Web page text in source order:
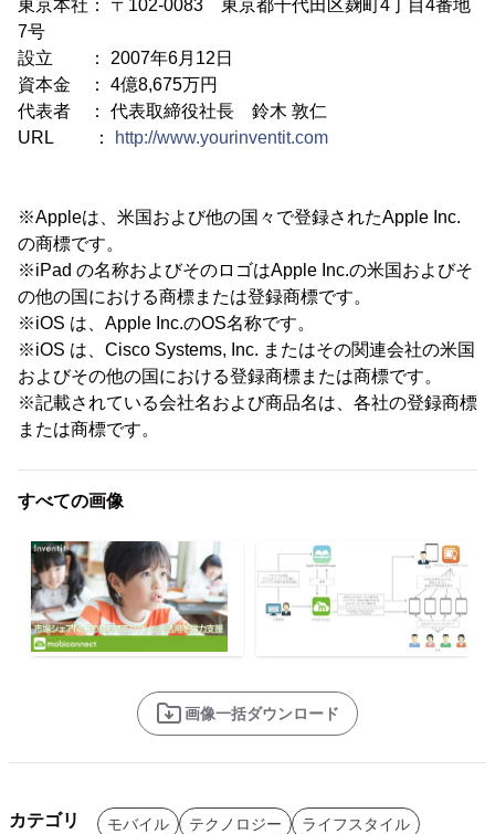
東京本社： 〒102-0083 東京都千代田区麹町4丁目4番地
7号
設立 ： 2007年6月12日
資本金 ： 4億8,675万円
代表者 ： 代表取締役社長 鈴木 敦仁
URL ：
http://www.yourinventit.com
※Appleは、米国および他の国々で登録されたApple Inc.
の商標です。
※iPad の名称およびそのロゴはApple Inc.の米国およびそ
の他の国における商標または登録商標です。
※iOS は、Apple Inc.のOS名称です。
※iOS は、Cisco Systems, Inc. またはその関連会社の米国
およびその他の国における登録商標または商標です。
※記載されている会社名および商品名は、各社の登録商標
または商標です。
すべての画像
画像一括ダウンロード
カテゴリ モバイル テクノロジー ライフスタイル